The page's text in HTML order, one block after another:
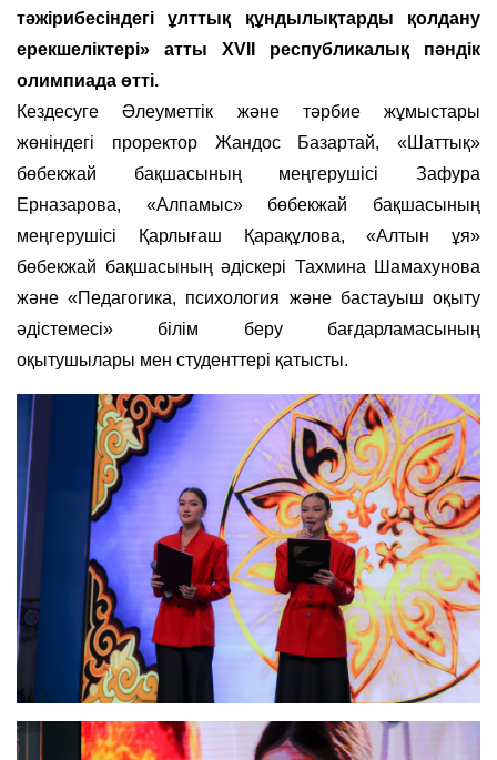
тәжірибесіндегі ұлттық құндылықтарды қолдану
ерекшеліктері» атты XVII республикалық пәндік
олимпиада өтті.
Кездесуге Әлеуметтік және тәрбие жұмыстары
жөніндегі проректор Жандос Базартай, «Шаттық»
бөбекжай бақшасының меңгерушісі Зафура
Ерназарова, «Алпамыс» бөбекжай бақшасының
меңгерушісі Қарлығаш Қарақұлова, «Алтын ұя»
бөбекжай бақшасының әдіскері Тахмина Шамахунова
және «Педагогика, психология және бастауыш оқыту
әдістемесі» білім беру бағдарламасының
оқытушылары мен студенттері қатысты.